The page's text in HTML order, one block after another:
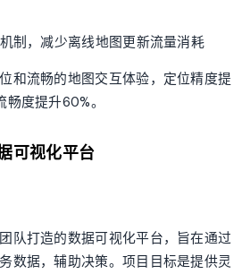
制，减少离线地图更新流量消耗
和流畅的地图交互体验，定位精度提
度提升60%。
可视化平台
队打造的数据可视化平台，旨在通过
数据，辅助决策。项目目标是提供灵